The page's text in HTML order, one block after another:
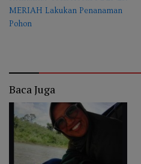
MERIAH Lakukan Penanaman
Pohon
1
Baca Juga